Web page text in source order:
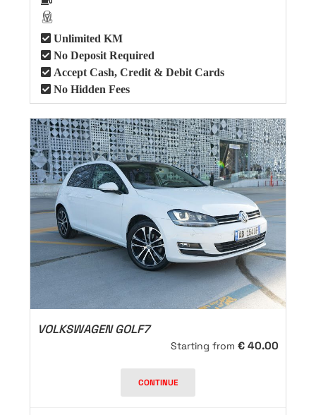
Unlimited KM
No Deposit Required
Accept Cash, Credit & Debit Cards
No Hidden Fees
VOLKSWAGEN GOLF7
Starting from € 40.00
CONTINUE